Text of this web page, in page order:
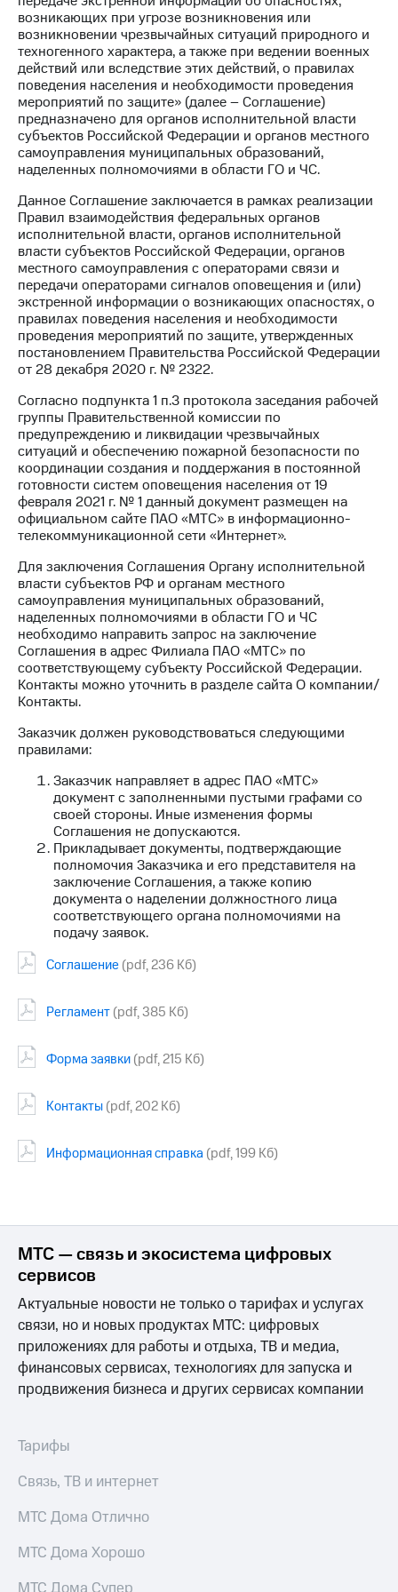
МТС
о технологиях
Достижения
Интервью
Финансовая
отчетность
Контакты
Новости
в
регионе
и акционерам
Корпоративное
управление
Корпоративный
Раскрытие
информации
Информация
акционерам
Документы
ПАО
"МТС"
Собрания
акционеров
кабинет
акционера
Акционерный
капитал
Контроль
и
аудит
Рынок
акций
Описание
Программа
Порядок
выкупа
акций
Дивиденды
Рынок
облигаций
Описание
Еврооблигации-2023
Уведомление
о
погашении
облигаций
Регистратор
развитие
На главную
возникающих при угрозе возникновения или
возникновении чрезвычайных ситуаций природного и
техногенного характера, а также при ведении военных
действий или вследствие этих действий, о правилах
поведения населения и необходимости проведения
мероприятий по защите» (далее – Соглашение)
предназначено для органов исполнительной власти
субъектов Российской Федерации и органов местного
самоуправления муниципальных образований,
наделенных полномочиями в области ГО и ЧС.
Данное Соглашение заключается в рамках реализации
Правил взаимодействия федеральных органов
исполнительной власти, органов исполнительной
власти субъектов Российской Федерации, органов
местного самоуправления с операторами связи и
передачи операторами сигналов оповещения и (или)
экстренной информации о возникающих опасностях, о
правилах поведения населения и необходимости
проведения мероприятий по защите, утвержденных
постановлением Правительства Российской Федерации
от 28 декабря 2020 г. № 2322.
Согласно подпункта 1 п.3 протокола заседания рабочей
группы Правительственной комиссии по
предупреждению и ликвидации чрезвычайных
ситуаций и обеспечению пожарной безопасности по
координации создания и поддержания в постоянной
готовности систем оповещения населения от 19
февраля 2021 г. № 1 данный документ размещен на
официальном сайте ПАО «МТС» в информационно-
телекоммуникационной сети «Интернет».
Для заключения Соглашения Органу исполнительной
власти субъектов РФ и органам местного
самоуправления муниципальных образований,
наделенных полномочиями в области ГО и ЧС
необходимо направить запрос на заключение
Соглашения в адрес Филиала ПАО «МТС» по
соответствующему субъекту Российской Федерации.
Контакты можно уточнить в разделе сайта О компании/
Контакты.
Заказчик должен руководствоваться следующими
правилами:
Заказчик направляет в адрес ПАО «МТС»
документ с заполненными пустыми графами со
своей стороны. Иные изменения формы
Соглашения не допускаются.
Прикладывает документы, подтверждающие
полномочия Заказчика и его представителя на
заключение Соглашения, а также копию
документа о наделении должностного лица
соответствующего органа полномочиями на
подачу заявок.
Соглашение(pdf, 236 Кб)
Регламент(pdf, 385 Кб)
Форма заявки(pdf, 215 Кб)
Контакты(pdf, 202 Кб)
Информационная справка (pdf, 199 Кб)
МТС — связь и экосистема цифровых
сервисов
Актуальные новости не только о тарифах и услугах
связи, но и новых продуктах МТС: цифровых
приложениях для работы и отдыха, ТВ и медиа,
финансовых сервисах, технологиях для запуска и
продвижения бизнеса и других сервисах компании
Тарифы
Связь, ТВ и интернет
МТС Дома Отлично
МТС Дома Хорошо